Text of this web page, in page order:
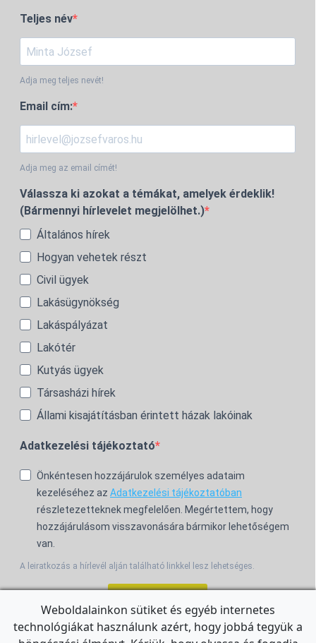
Teljes név
Adja meg teljes nevét!
Email cím:
Adja meg az email címét!
Válassza ki azokat a témákat, amelyek érdeklik!
(Bármennyi hírlevelet megjelölhet.)
Általános hírek
Hogyan vehetek részt
Civil ügyek
Lakásügynökség
Lakáspályázat
Lakótér
Kutyás ügyek
Társasházi hírek
Állami kisajátításban érintett házak lakóinak
Adatkezelési tájékoztató
Önkéntesen hozzájárulok személyes adataim
kezeléséhez az Adatkezelési tájékoztatóban
részletezetteknek megfelelően. Megértettem, hogy
hozzájárulásom visszavonására bármikor lehetőségem
van.
A leiratkozás a hírlevél alján található linkkel lesz lehetséges.
For the English Newsletter, clickHERE.
Weboldalainkon sütiket és egyéb internetes
technológiákat használunk azért, hogy jobbá tegyük a